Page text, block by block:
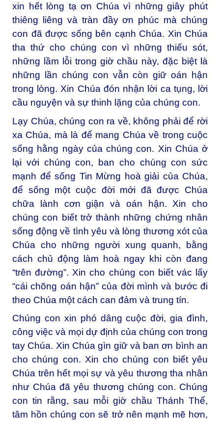
xin hết lòng tạ ơn Chúa vì những giây phút
thiêng liêng và tràn đầy ơn phúc mà chúng
con đã được sống bên cạnh Chúa. Xin Chúa
tha thứ cho chúng con vì những thiếu sót,
những lầm lỗi trong giờ chầu này, đặc biệt là
những lần chúng con vẫn còn giữ oán hận
trong lòng. Xin Chúa đón nhận lời ca tụng, lời
cầu nguyện và sự thinh lặng của chúng con.
Lạy Chúa, chúng con ra về, không phải để rời
xa Chúa, mà là để mang Chúa về trong cuộc
sống hằng ngày của chúng con. Xin Chúa ở
lại với chúng con, ban cho chúng con sức
mạnh để sống Tin Mừng hoà giải của Chúa,
để sống một cuộc đời mới đã được Chúa
chữa lành cơn giận và oán hận. Xin cho
chúng con biết trở thành những chứng nhân
sống động về tình yêu và lòng thương xót của
Chúa cho những người xung quanh, bằng
cách chủ động làm hoà ngay khi còn đang
“trên đường”. Xin cho chúng con biết vác lấy
“cái chõng oán hận” của đời mình và bước đi
theo Chúa một cách can đảm và trung tín.
Chúng con xin phó dâng cuộc đời, gia đình,
công việc và mọi dự định của chúng con trong
tay Chúa. Xin Chúa gìn giữ và ban ơn bình an
cho chúng con. Xin cho chúng con biết yêu
Chúa trên hết mọi sự và yêu thương tha nhân
như Chúa đã yêu thương chúng con. Chúng
con tin rằng, sau mỗi giờ chầu Thánh Thể,
tâm hồn chúng con sẽ trở nên mạnh mẽ hơn,